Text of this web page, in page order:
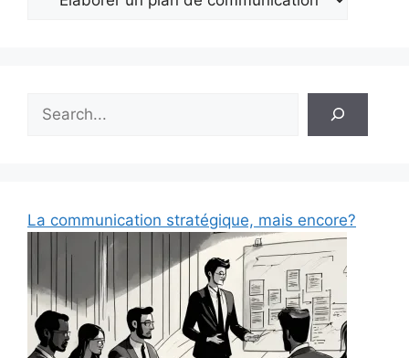
La communication stratégique, mais encore?